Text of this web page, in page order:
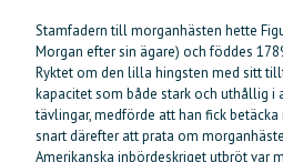
Stamfadern till morganhästen hette
Morgan efter sin ägare) och föddes
Ryktet om den lilla hingsten med sitt
kapacitet som både stark och uthållig i
tävlingar, medförde att han fick
snart därefter att prata om
Amerikanska inbördeskriget utbröt var